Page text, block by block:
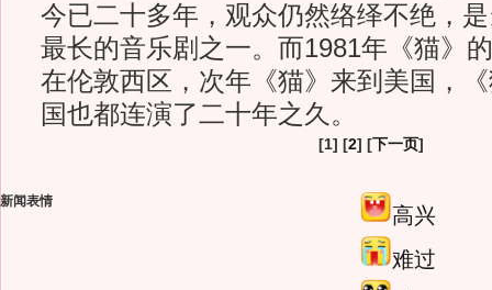
今已二十多年，观众仍然络绎不绝，
最长的音乐剧之一。而1981年《猫》
在伦敦西区，次年《猫》来到美国，
国也都连演了二十年之久。
[1] [2] [下一页]
新闻表情
高兴
难过